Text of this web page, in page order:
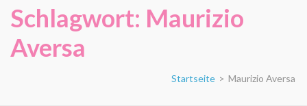
Schlagwort: Maurizio
Aversa
Startseite > Maurizio Aversa